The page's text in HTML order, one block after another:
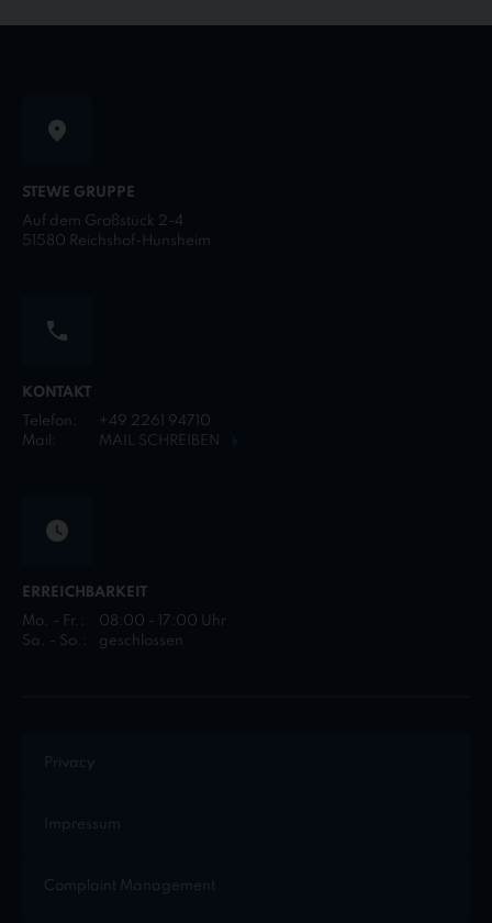
STEWE GRUPPE
Auf dem Großstück 2-4
51580 Reichshof-Hunsheim
KONTAKT
Telefon:
+49 2261 94710
Mail:
MAIL SCHREIBEN
ERREICHBARKEIT
Mo. - Fr.:
08:00 - 17:00 Uhr
Sa. - So.:
geschlossen
Privacy
Impressum
Complaint Management